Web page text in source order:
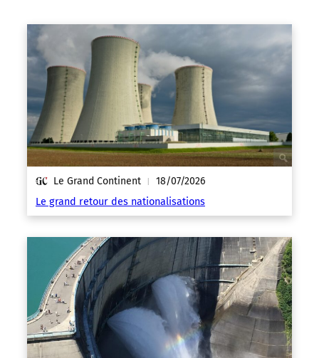
Le Grand Continent | 18/07/2026
Le grand retour des nationalisations